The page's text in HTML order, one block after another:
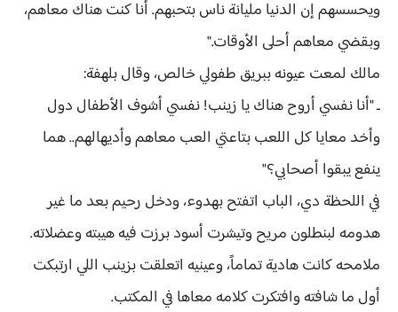
ويحسسهم إن الدنيا مليانة ناس بتحبهم. أنا كنت هناك معاهم،
وبقضي معاهم أحلى الأوقات."
مالك لمعت عيونه ببريق طفولي خالص، وقال بلهفة:
ـ "أنا نفسي أروح هناك يا زينب! نفسي أشوف الأطفال دول
وأخد معايا كل اللعب بتاعتي العب معاهم وأديهالهم.. هما
ينفع يبقوا أصحابي؟"
في اللحظة دي، الباب اتفتح بهدوء، ودخل رحيم بعد ما غير
هدومه لبنطلون مريح وتيشرت أسود برزت فيه هيبته وعضلاته.
ملامحه كانت هادية تماماً، وعينيه اتعلقت بزينب اللي ارتبكت
أول ما شافته وافتكرت كلامه معاها في المكتب.